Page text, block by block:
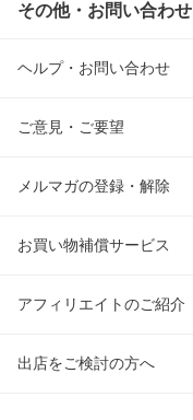
その他・お問い合わせ
ヘルプ・お問い合わせ
ご意見・ご要望
メルマガの登録・解除
お買い物補償サービス
アフィリエイトのご紹介
出店をご検討の方へ